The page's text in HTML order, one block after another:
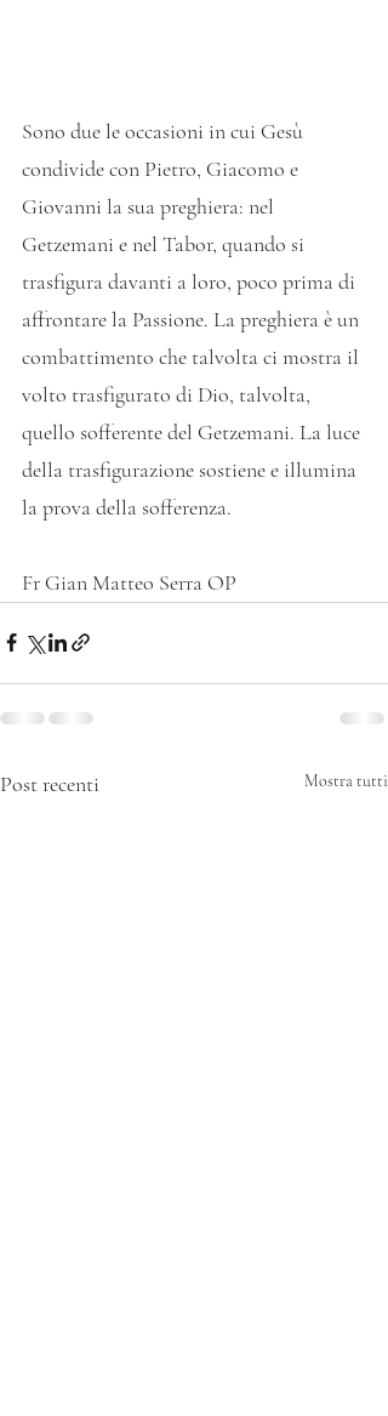
Sono due le occasioni in cui Gesù
condivide con Pietro, Giacomo e
Giovanni la sua preghiera: nel
Getzemani e nel Tabor, quando si
trasfigura davanti a loro, poco prima di
affrontare la Passione. La preghiera è un
combattimento che talvolta ci mostra il
volto trasfigurato di Dio, talvolta,
quello sofferente del Getzemani. La luce
della trasfigurazione sostiene e illumina
la prova della sofferenza.
Fr Gian Matteo Serra OP
Post recenti Mostra tutti